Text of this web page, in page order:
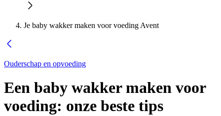
Je baby wakker maken voor voeding Avent
Ouderschap en opvoeding
Een baby wakker maken voor
voeding: onze beste tips